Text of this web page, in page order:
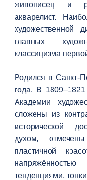
живописец и
акварелист.
художественной
главных
классицизма
Родился в Санкт-
года. В 1809–1821
Академии
сложены из
исторической
духом,
пластичной
тенденциями,